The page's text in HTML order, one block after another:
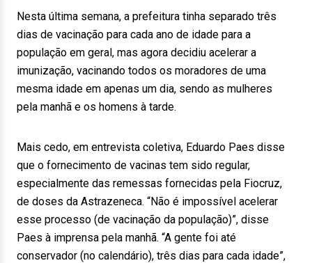
Nesta última semana, a prefeitura tinha separado três
dias de vacinação para cada ano de idade para a
população em geral, mas agora decidiu acelerar a
imunização, vacinando todos os moradores de uma
mesma idade em apenas um dia, sendo as mulheres
pela manhã e os homens à tarde.
Mais cedo, em entrevista coletiva, Eduardo Paes disse
que o fornecimento de vacinas tem sido regular,
especialmente das remessas fornecidas pela Fiocruz,
de doses da Astrazeneca. “Não é impossível acelerar
esse processo (de vacinação da população)”, disse
Paes à imprensa pela manhã. “A gente foi até
conservador (no calendário), três dias para cada idade”,